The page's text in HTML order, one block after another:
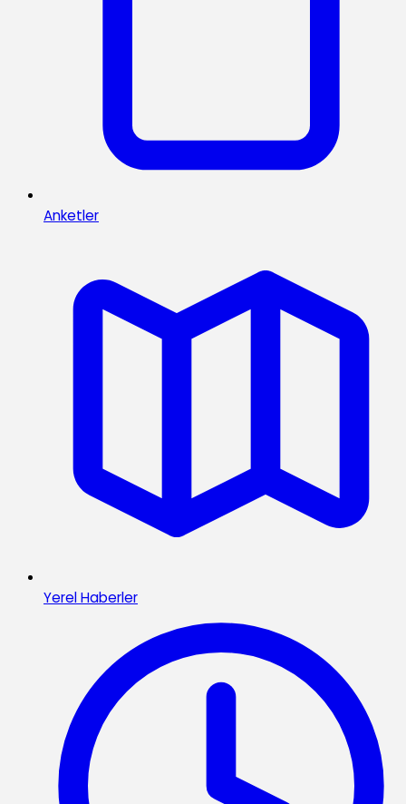
Anketler
Yerel Haberler